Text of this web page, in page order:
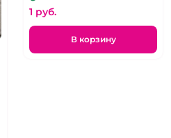
рубль не является
окончательной)
1 pуб.
В корзину